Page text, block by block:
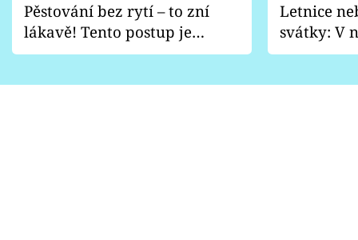
Pěstování bez rytí – to zní
lákavě! Tento postup je
vhodný jen pro některé
Letnice
svátky: V
pondělí